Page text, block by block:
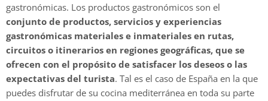
gastronómicas. Los productos gastronómicos son el
conjunto de productos, servicios y experiencias
gastronómicas materiales e inmateriales en rutas,
circuitos o itinerarios en regiones geográficas, que se
ofrecen con el propósito de satisfacer los deseos o las
expectativas del turista. Tal es el caso de España en la que
puedes disfrutar de su cocina mediterránea en toda su parte